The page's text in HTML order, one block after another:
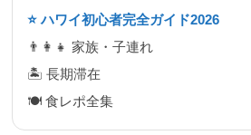
⭐ ハワイ初心者完全ガイド2026
👨‍👩‍👧 家族・子連れ
🏝 長期滞在
🍽 食レポ全集